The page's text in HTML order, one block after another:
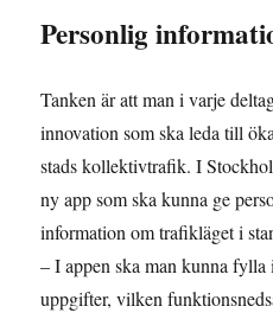
Personlig
Tanken är att man i varje
innovation som ska leda till
stads kollektivtrafik. I
ny app som ska kunna ge
information om trafikläget i
– I appen ska man kunna fylla
uppgifter, vilken